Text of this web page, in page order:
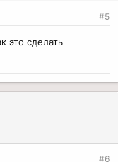
#5
это сделать
#6